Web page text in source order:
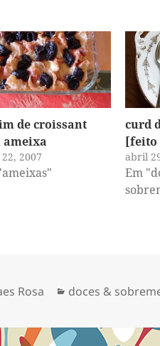
de croissant
ameixa
2007
curd
[feito
abril
Em
Rosa Categorias
doces &